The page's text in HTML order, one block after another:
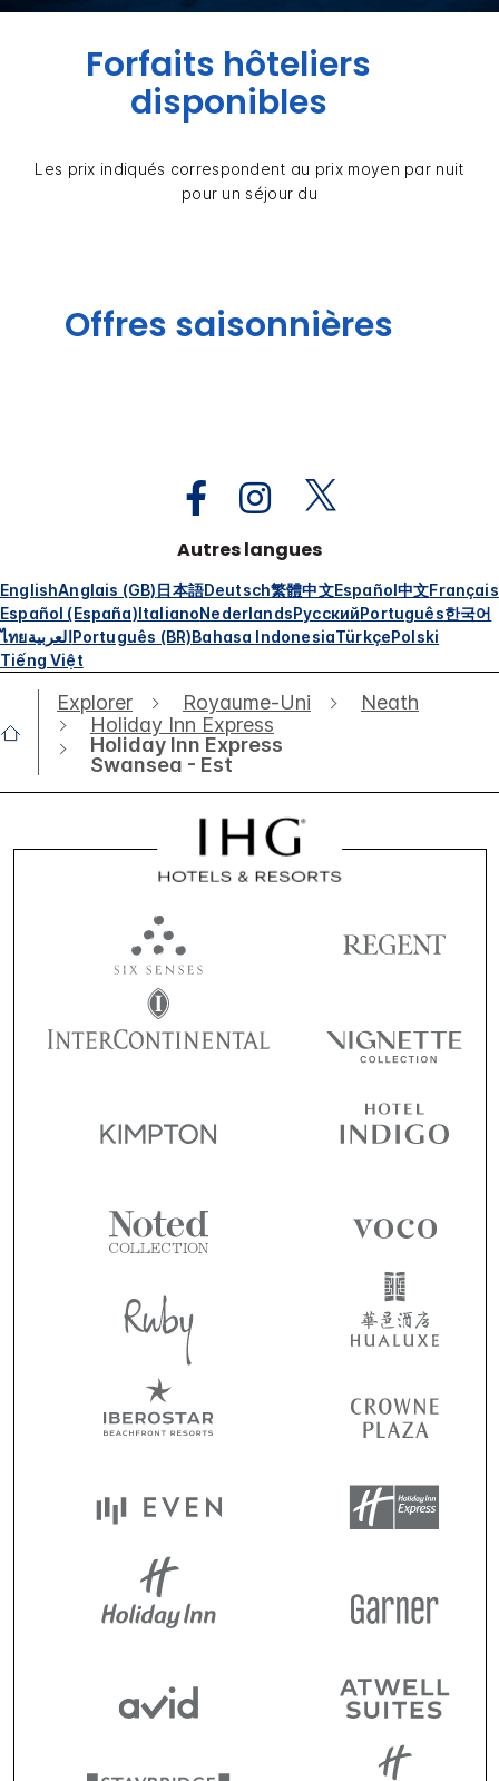
Forfaits hôteliers
disponibles
Les prix indiqués correspondent au prix moyen par nuit
pour un séjour du
Offres saisonnières
Autres langues
EnglishAnglais (GB)日本語Deutsch繁體中文Español中文Français
Español (España)ItalianoNederlandsРусскийPortuguês한국어
ไทยالعربيةPortuguês (BR)Bahasa IndonesiaTürkçePolski
Tiếng Việt
Explorer Royaume-Uni
Neath
Holiday Inn Express
Holiday Inn Express
Swansea - Est